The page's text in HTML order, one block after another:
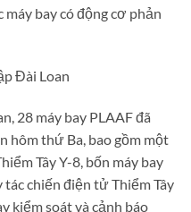
bay có động cơ phản
Đài Loan
28 máy bay PLAAF đã
hôm thứ Ba, bao gồm một
Tây Y-8, bốn máy bay
tác chiến điện tử Thiểm Tây
kiểm soát và cảnh báo